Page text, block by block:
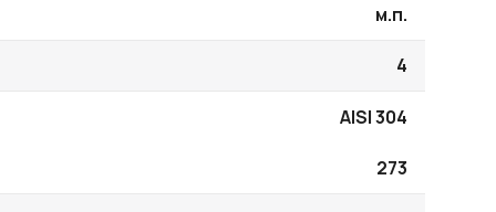
м.п.
4
AISI 304
273